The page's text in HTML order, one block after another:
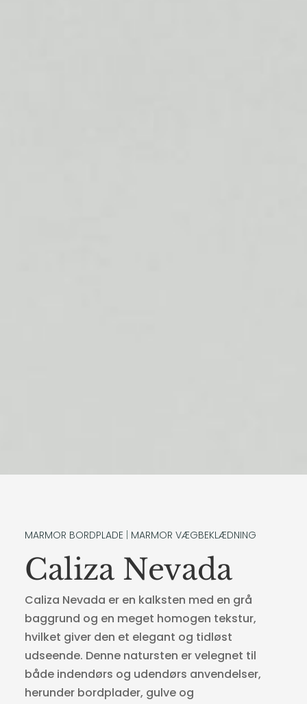
MARMOR BORDPLADE| MARMOR VÆGBEKLÆDNING
Caliza Nevada
Caliza Nevada er en kalksten med en grå
baggrund og en meget homogen tekstur,
hvilket giver den et elegant og tidløst
udseende. Denne natursten er velegnet til
både indendørs og udendørs anvendelser,
herunder bordplader, gulve og